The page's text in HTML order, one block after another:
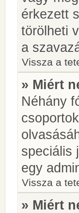
érkezett
törölheti
a
Vissza a
» Miért
Néhány
speciális
egy
Vissza a
» Miért